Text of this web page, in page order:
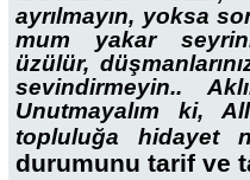
ayrılmayın, yoksa
mum yakar
üzülür,
sevindirmeyin..
Unutmayalım ki,
topluluğa hidayet
durumunu tarif ve